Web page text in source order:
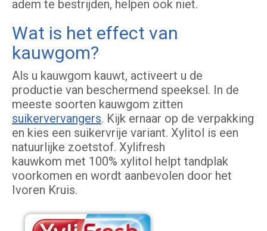
adem te bestrijden, helpen ook niet.
Wat is het effect van
kauwgom?
Als u kauwgom kauwt, activeert u de
productie van beschermend speeksel. In de
meeste soorten kauwgom zitten
suikervervangers. Kijk ernaar op de verpakking
en kies een suikervrije variant. Xylitol is een
natuurlijke zoetstof. Xylifresh
kauwkom met 100% xylitol helpt tandplak
voorkomen en wordt aanbevolen door het
Ivoren Kruis.